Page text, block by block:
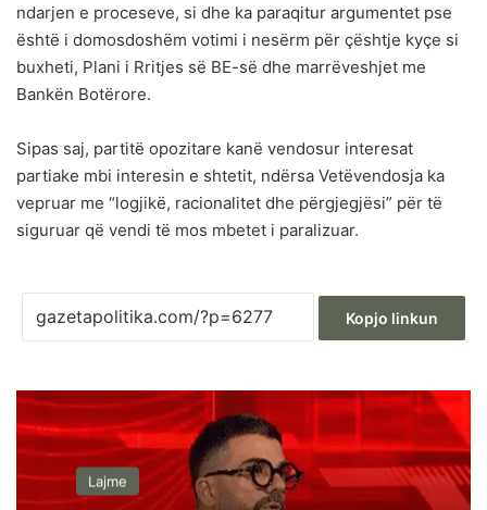
ndarjen e proceseve, si dhe ka paraqitur argumentet pse
është i domosdoshëm votimi i nesërm për çështje kyçe si
buxheti, Plani i Rritjes së BE-së dhe marrëveshjet me
Bankën Botërore.
Sipas saj, partitë opozitare kanë vendosur interesat
partiake mbi interesin e shtetit, ndërsa Vetëvendosja ka
vepruar me “logjikë, racionalitet dhe përgjegjësi” për të
siguruar që vendi të mos mbetet i paralizuar.
Kopjo linkun
Lajme